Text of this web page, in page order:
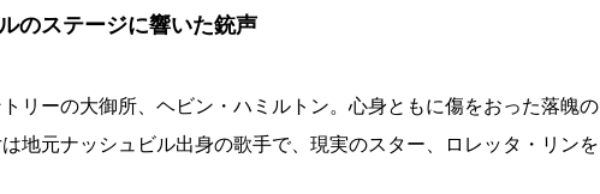
のステージに響いた銃声
リーの大御所、ヘビン・ハミルトン。心身ともに傷をおった落魄の
地元ナッシュビル出身の歌手で、現実のスター、ロレッタ・リンを